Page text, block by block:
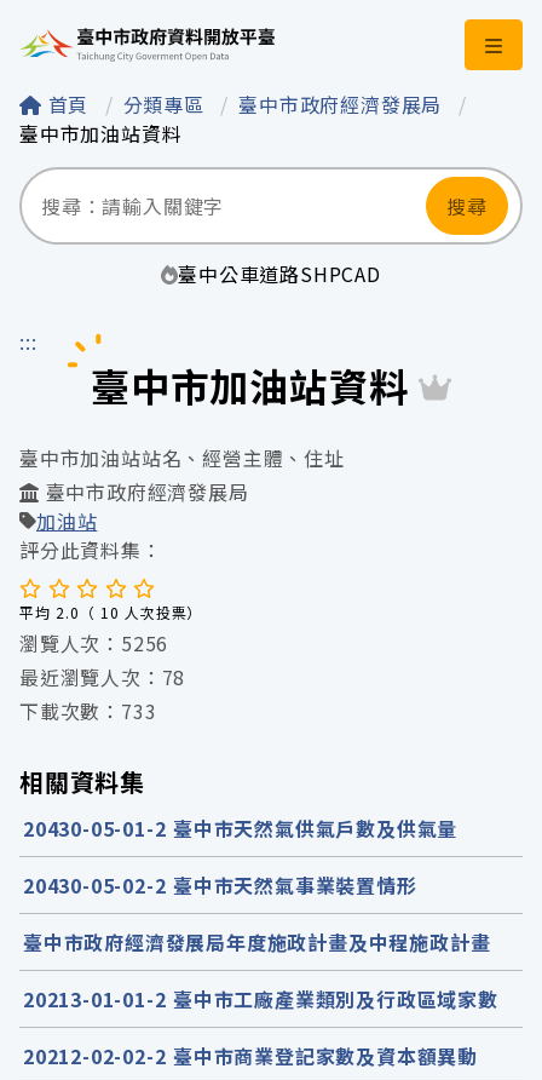
臺中市政府資料開
首頁 分類專區
臺中市政府經濟發展局
臺中市加油站資料
搜尋
臺中公車道路SHPCAD
:::
臺中市加油站資料
臺中市加油站站名、經營主體、住址
臺中市政府經濟發展局
加油站
評分此資料集：
平均 2.0（ 10 人次投票）
瀏覽人次：5256
最近瀏覽人次：78
下載次數：733
相關資料集
20430-05-01-2 臺中市天然氣供氣戶數及供氣量
20430-05-02-2 臺中市天然氣事業裝置情形
臺中市政府經濟發展局年度施政計畫及中程施政計畫
20213-01-01-2 臺中市工廠產業類別及行政區域家數
20212-02-02-2 臺中市商業登記家數及資本額異動